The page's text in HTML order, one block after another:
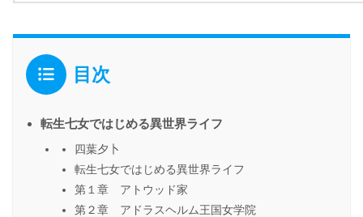
目次
転生七女ではじめる異世界ライフ
四葉夕卜
転生七女ではじめる異世界ライフ
第１章 アトウッド家
第２章 アドラスヘルム王国女学院